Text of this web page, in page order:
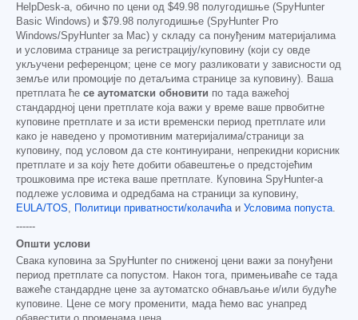
HelpDesk-а, обично по цени од $49.98 полугодишње (SpyHunter
Basic Windows) и $79.98 полугодишње (SpyHunter Pro
Windows/SpyHunter за Mac) у складу са понуђеним материјалима
и условима странице за регистрацију/куповину (који су овде
укључени референцом; цене се могу разликовати у зависности од
земље или промоције по детаљима странице за куповину). Ваша
претплата ће се аутоматски обновити по тада важећој
стандардној цени претплате која важи у време ваше првобитне
куповине претплате и за исти временски период претплате или
како је наведено у промотивним материјалима/страници за
куповину, под условом да сте континуирани, непрекидни корисник
претплате и за коју ћете добити обавештење о предстојећим
трошковима пре истека ваше претплате. Куповина SpyHunter-а
подлеже условима и одредбама на страници за куповину,
EULA/TOS, Политици приватности/колачићаи Условима попуста.
------
Општи услови
Свака куповина за SpyHunter по сниженој цени важи за понуђени
период претплате са попустом. Након тога, примењиваће се тада
важеће стандардне цене за аутоматско обнављање и/или будуће
куповине. Цене се могу променити, мада ћемо вас унапред